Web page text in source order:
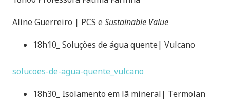
Aline Guerreiro | PCS eSustainable Value
18h10_ Soluções de água quente| Vulcano
solucoes-de-agua-quente_vulcano
18h30_ Isolamento em lã mineral| Termolan